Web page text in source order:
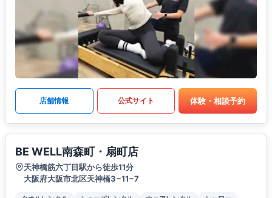
店舗情報 公式サイト 体験・相談予約
BE WELL南森町・扇町店
天神橋筋六丁目駅から徒歩11分
大阪府大阪市北区天神橋3−11−7